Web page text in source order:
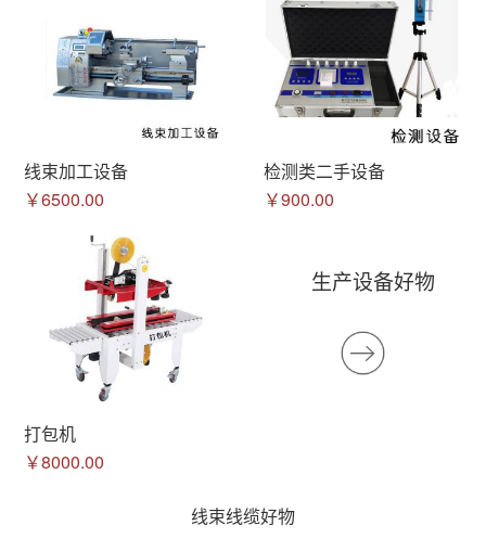
线束加工设备
￥6500.00
检测类二手设备
￥900.00
打包机
￥8000.00
生产设备好物
线束线缆好物